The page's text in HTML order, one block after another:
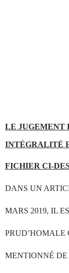
LE JUGEMENT
INTÉGRALITÉ
FICHIER CI-
DANS UN
MARS 2019, IL
PRUD’HOMALE
MENTIONNÉ